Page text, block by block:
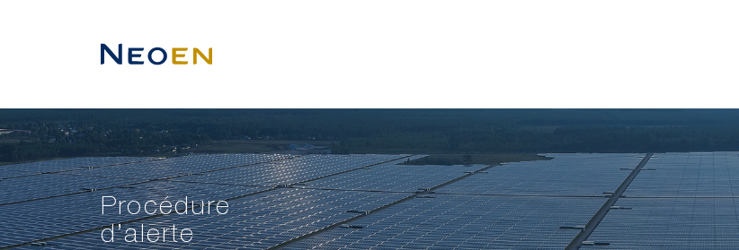
Procédure
d’alerte